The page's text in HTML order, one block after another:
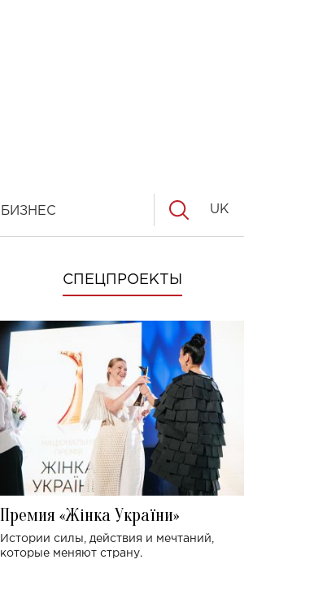
БИЗНЕС UK
СПЕЦПРОЕКТЫ
Премия «Жінка України»
Истории силы, действия и мечтаний,
которые меняют страну.